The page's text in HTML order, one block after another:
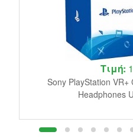
Τιμή:
Sony PlayStation
Headphones